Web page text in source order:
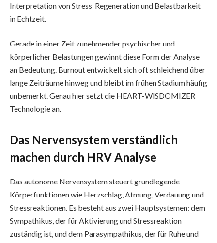
Interpretation von Stress, Regeneration und Belastbarkeit
in Echtzeit.
Gerade in einer Zeit zunehmender psychischer und
körperlicher Belastungen gewinnt diese Form der Analyse
an Bedeutung. Burnout entwickelt sich oft schleichend über
lange Zeiträume hinweg und bleibt im frühen Stadium häufig
unbemerkt. Genau hier setzt die HEART-WISDOMIZER
Technologie an.
Das Nervensystem verständlich
machen durch HRV Analyse
Das autonome Nervensystem steuert grundlegende
Körperfunktionen wie Herzschlag, Atmung, Verdauung und
Stressreaktionen. Es besteht aus zwei Hauptsystemen: dem
Sympathikus, der für Aktivierung und Stressreaktion
zuständig ist, und dem Parasympathikus, der für Ruhe und